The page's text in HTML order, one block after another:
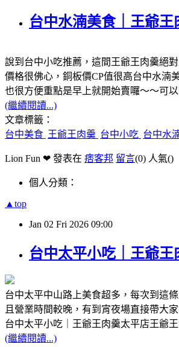
台中水湳美食｜王爺
說到台中小吃推薦，這間王爺王肉羹絕
價格很佛心，銅板價CP值很高台中水湳
也很方便重點是早上就開始賣囉～～可
(繼續閱讀...)
文章標籤：
台中美食 王爺王肉羹 台中小吃 台中水
Lion Fun ❤ 發表在 痞客邦 留言(0) 人氣()
個人分類：
▲top
Jan 02 Fri 2026 09:00
台中太平小吃｜王爺
台中太平中山路上美食超多，每次到這
且營業時間較晚，有到宵夜場直接帶大
台中太平小吃｜王爺王肉羹太平店王爺
(繼續閱讀...)